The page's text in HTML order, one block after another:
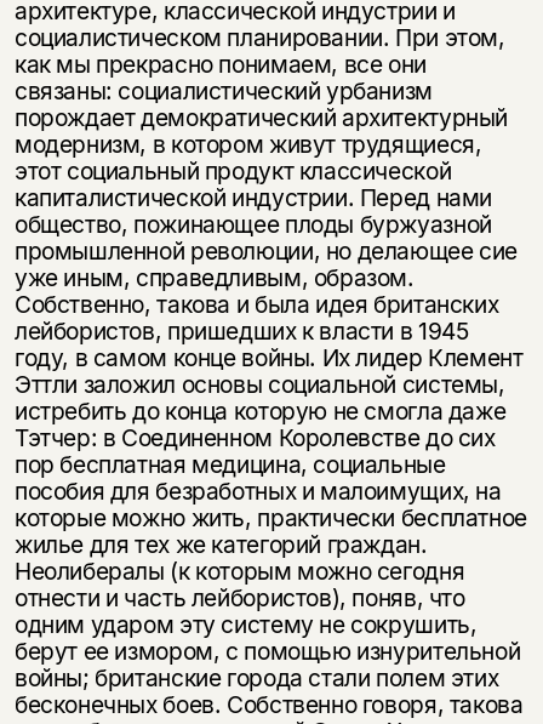
архитектуре, классической индустрии и
социалистическом планировании. При этом,
как мы прекрасно понимаем, все они
связаны: социалистический урбанизм
порождает демократический архитектурный
модернизм, в котором живут трудящиеся,
этот социальный продукт классической
капиталистической индустрии. Перед нами
общество, пожинающее плоды буржуазной
промышленной революции, но делающее сие
уже иным, справедливым, образом.
Собственно, такова и была идея британских
лейбористов, пришедших к власти в 1945
году, в самом конце войны. Их лидер Клемент
Эттли заложил основы социальной системы,
истребить до конца которую не смогла даже
Тэтчер: в Соединенном Королевстве до сих
пор бесплатная медицина, социальные
пособия для безработных и малоимущих, на
которые можно жить, практически бесплатное
жилье для тех же категорий граждан.
Неолибералы (к которым можно сегодня
отнести и часть лейбористов), поняв, что
одним ударом эту систему не сокрушить,
берут ее измором, с помощью изнурительной
войны; британские города стали полем этих
бесконечных боев. Собственно говоря, такова